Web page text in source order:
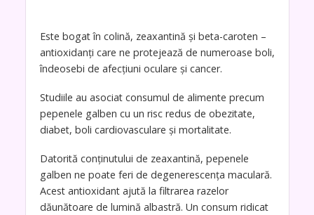
Este bogat în colină, zeaxantină și beta-caroten –
antioxidanți care ne protejează de numeroase boli,
îndeosebi de afecțiuni oculare și cancer.
Studiile au asociat consumul de alimente precum
pepenele galben cu un risc redus de obezitate,
diabet, boli cardiovasculare și mortalitate.
Datorită conținutului de zeaxantină, pepenele
galben ne poate feri de degenerescența maculară.
Acest antioxidant ajută la filtrarea razelor
dăunătoare de lumină albastră. Un consum ridicat